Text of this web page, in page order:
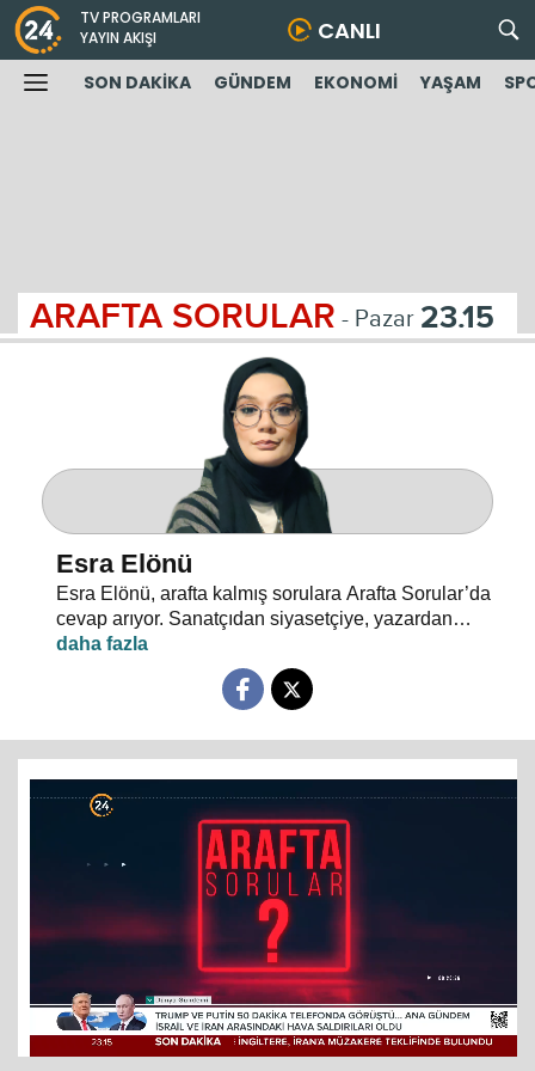
TV PROGRAMLARI
YAYIN AKIŞI
CANLI
SON DAKİKA GÜNDEM EKONOMİ YAŞAM
ARAFTA SORULAR - Pazar 23.15
Esra Elönü
Esra Elönü, arafta kalmış sorulara Arafta Sorular’da
cevap arıyor. Sanatçıdan siyasetçiye, yazardan
oyuncuya herkes kendi arafını bu programda anlatıyor.
Hayata, insana, gündem ve siyasete dair her şeyin
konuşulduğu, akıllara takılan, cevabı bulunamayan
konuklarına arafını sorgulatıyor.